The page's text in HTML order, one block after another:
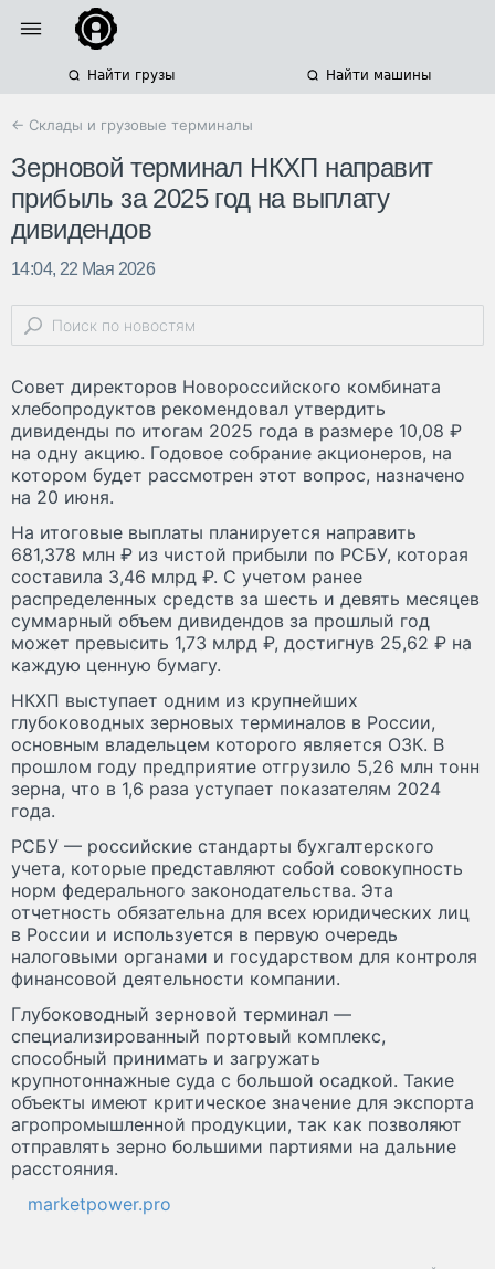
Найти грузы Найти машины
← Склады и грузовые терминалы
Зерновой терминал НКХП направит
прибыль за 2025 год на выплату
дивидендов
14:04, 22 Мая 2026
Совет директоров Новороссийского комбината
хлебопродуктов рекомендовал утвердить
дивиденды по итогам 2025 года в размере 10,08 ₽
на одну акцию. Годовое собрание акционеров, на
котором будет рассмотрен этот вопрос, назначено
на 20 июня.
На итоговые выплаты планируется направить
681,378 млн ₽ из чистой прибыли по РСБУ, которая
составила 3,46 млрд ₽. С учетом ранее
распределенных средств за шесть и девять месяцев
суммарный объем дивидендов за прошлый год
может превысить 1,73 млрд ₽, достигнув 25,62 ₽ на
каждую ценную бумагу.
НКХП выступает одним из крупнейших
глубоководных зерновых терминалов в России,
основным владельцем которого является ОЗК. В
прошлом году предприятие отгрузило 5,26 млн тонн
зерна, что в 1,6 раза уступает показателям 2024
года.
РСБУ — российские стандарты бухгалтерского
учета, которые представляют собой совокупность
норм федерального законодательства. Эта
отчетность обязательна для всех юридических лиц
в России и используется в первую очередь
налоговыми органами и государством для контроля
финансовой деятельности компании.
Глубоководный зерновой терминал —
специализированный портовый комплекс,
способный принимать и загружать
крупнотоннажные суда с большой осадкой. Такие
объекты имеют критическое значение для экспорта
агропромышленной продукции, так как позволяют
отправлять зерно большими партиями на дальние
расстояния.
marketpower.pro